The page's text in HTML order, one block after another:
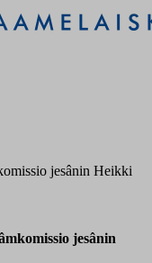
jesânin Heikki
jesânin